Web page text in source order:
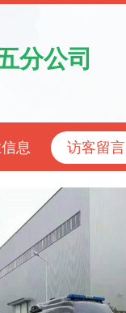
分公司
息 访客留言